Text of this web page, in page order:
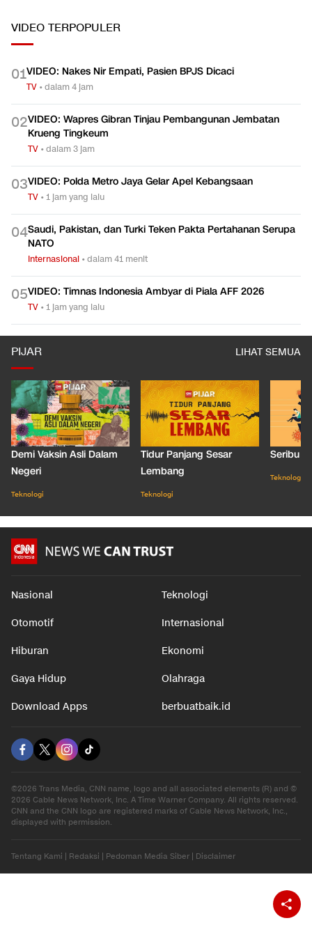
VIDEO TERPOPULER
01VIDEO: Nakes Nir Empati, Pasien BPJS Dicaci
TV •dalam 4 jam
02VIDEO: Wapres Gibran Tinjau Pembangunan Jembatan
Krueng Tingkeum
TV •dalam 3 jam
03VIDEO: Polda Metro Jaya Gelar Apel Kebangsaan
TV •1 jam yang lalu
04Saudi, Pakistan, dan Turki Teken Pakta Pertahanan Serupa
NATO
Internasional •dalam 41 menit
05VIDEO: Timnas Indonesia Ambyar di Piala AFF 2026
TV •1 jam yang lalu
PIJAR LIHAT SEMUA
Demi Vaksin Asli Dalam
Negeri
Teknologi
Tidur Panjang Sesar
Lembang
Teknologi
Seribu
Teknologi
Nasional Teknologi
Otomotif Internasional
Hiburan Ekonomi
Gaya Hidup Olahraga
Download Apps berbuatbaik.id
©2026 Trans Media, CNN name, logo and all associated elements (R) and ©
2026 Cable News Network, Inc. A Time Warner Company. All rights reserved.
CNN and the CNN logo are registered marks of Cable News Network, Inc.,
displayed with permission.
Tentang Kami Redaksi Pedoman Media Siber Disclaimer